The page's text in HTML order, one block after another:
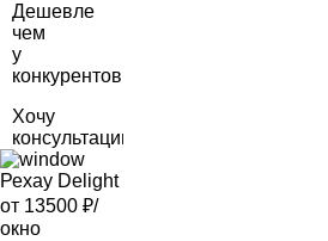
Дешевле
чем
у
конкурентов
Хочу
консультацию
Рехау Delight
от 13500 ₽/
окно